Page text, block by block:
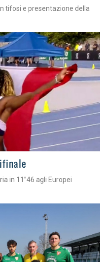
tifosi e presentazione della
in 11”46 agli Europei